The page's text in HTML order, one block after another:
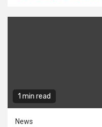
1 min read
News